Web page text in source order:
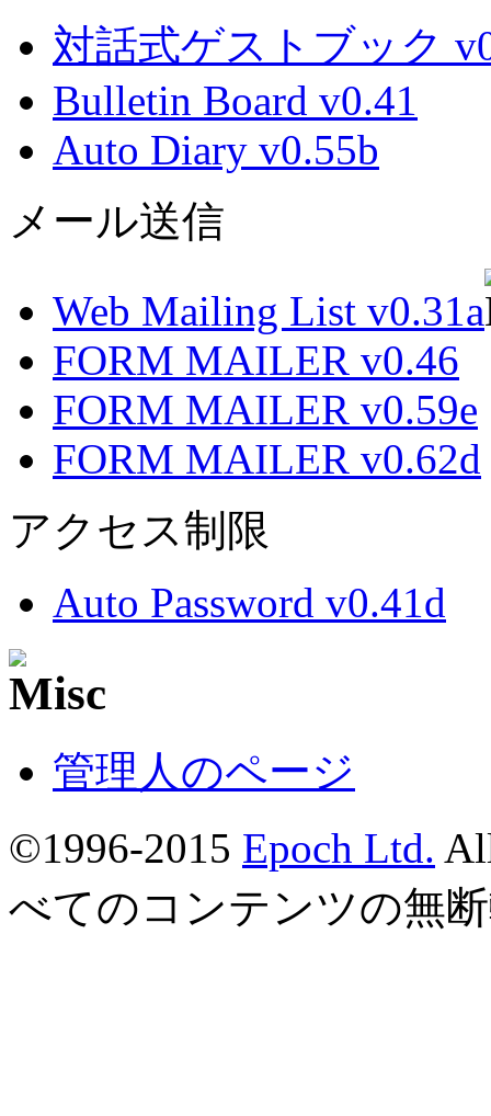
対話式ゲストブック
Bulletin Board v0.41
Auto Diary v0.55b
メール送信
Web Mailing List v0.31a
FORM MAILER v0.46
FORM MAILER v0.59e
FORM MAILER v0.62d
アクセス制限
Auto Password v0.41d
管理人のページ
©1996-2015 Epoch Ltd.
べてのコンテンツの無